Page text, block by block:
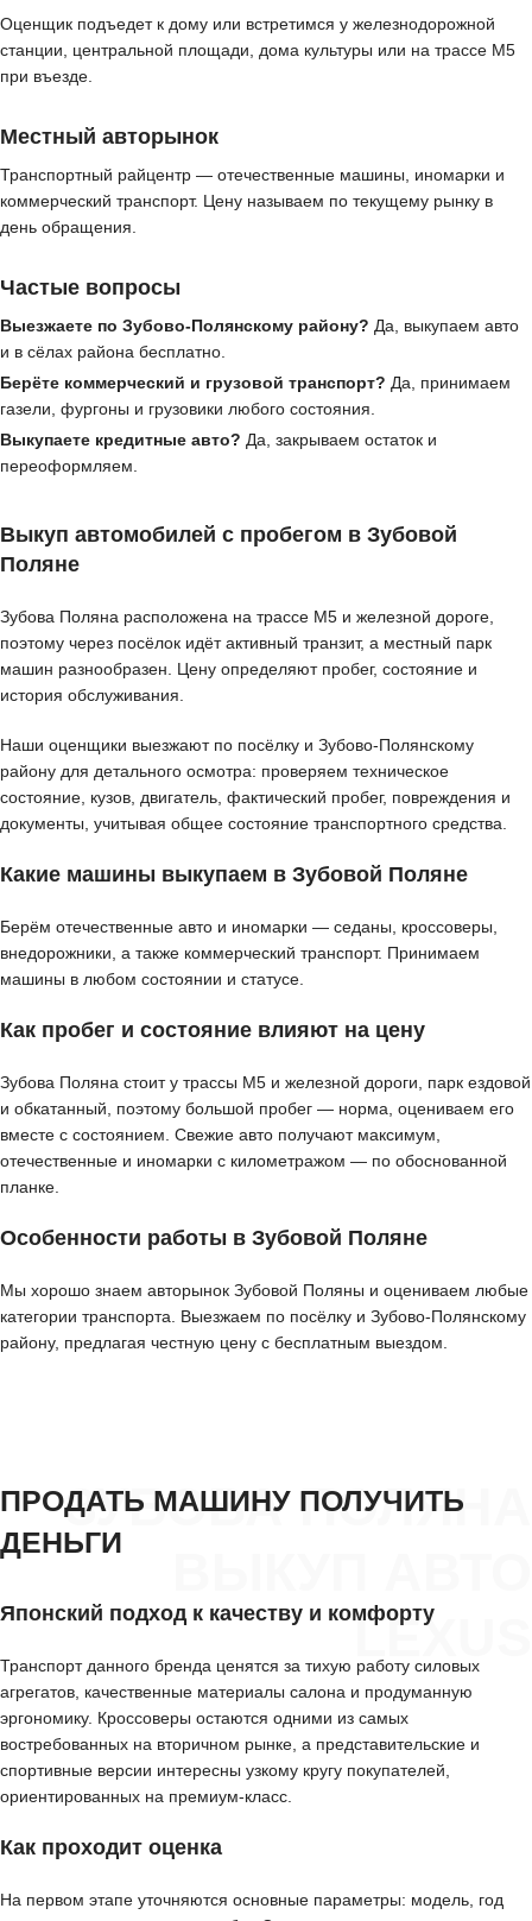
Оценщик подъедет к дому или встретимся у железнодорожной
станции, центральной площади, дома культуры или на трассе М5
при въезде.
Местный авторынок
Транспортный райцентр — отечественные машины, иномарки и
коммерческий транспорт. Цену называем по текущему рынку в
день обращения.
Частые вопросы
Выезжаете по Зубово-Полянскому району? Да, выкупаем авто
и в сёлах района бесплатно.
Берёте коммерческий и грузовой транспорт? Да, принимаем
газели, фургоны и грузовики любого состояния.
Выкупаете кредитные авто? Да, закрываем остаток и
переоформляем.
Выкуп автомобилей с пробегом в Зубовой
Поляне
Зубова Поляна расположена на трассе М5 и железной дороге,
поэтому через посёлок идёт активный транзит, а местный парк
машин разнообразен. Цену определяют пробег, состояние и
история обслуживания.
Наши оценщики выезжают по посёлку и Зубово-Полянскому
району для детального осмотра: проверяем техническое
состояние, кузов, двигатель, фактический пробег, повреждения и
документы, учитывая общее состояние транспортного средства.
Какие машины выкупаем в Зубовой Поляне
Берём отечественные авто и иномарки — седаны, кроссоверы,
внедорожники, а также коммерческий транспорт. Принимаем
машины в любом состоянии и статусе.
Как пробег и состояние влияют на цену
Зубова Поляна стоит у трассы М5 и железной дороги, парк ездовой
и обкатанный, поэтому большой пробег — норма, оцениваем его
вместе с состоянием. Свежие авто получают максимум,
отечественные и иномарки с километражом — по обоснованной
планке.
Особенности работы в Зубовой Поляне
Мы хорошо знаем авторынок Зубовой Поляны и оцениваем любые
категории транспорта. Выезжаем по посёлку и Зубово-Полянскому
району, предлагая честную цену с бесплатным выездом.
ЗУБОВА ПОЛЯНА
LEXUS
ПРОДАТЬ МАШИНУ ПОЛУЧИТЬ
ДЕНЬГИ
Японский подход к качеству и комфорту
Транспорт данного бренда ценятся за тихую работу силовых
агрегатов, качественные материалы салона и продуманную
эргономику. Кроссоверы остаются одними из самых
востребованных на вторичном рынке, а представительские и
спортивные версии интересны узкому кругу покупателей,
ориентированных на премиум-класс.
Как проходит оценка
На первом этапе уточняются основные параметры: модель, год